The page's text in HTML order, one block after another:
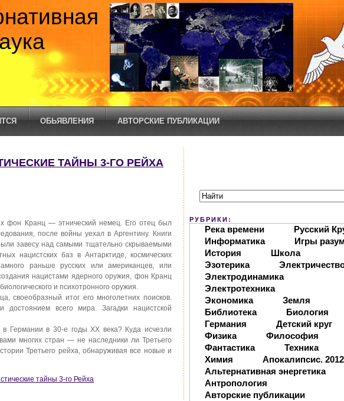
ОБЬЯВЛЕНИЯ АВТОРСКИЕ ПУБЛИКАЦИИ
ТАЙНЫ 3-ГО РЕЙХА
фон Кранц — этнический немец. Его отец был
после войны уехал в Аргентину. Книги
завесу над самыми тщательно скрываемыми
нацистских баз в Антарктиде, космических
раньше русских или американцев, или
нацистами ядерного оружия, фон Кранц
и психотронного оружия.
итог его многолетних поисков.
достоянием всего мира. Загадки нацистской
в 30-е годы XX века? Куда исчезли
многих стран — не наследники ли Третьего
Третьего рейха, обнаруживая все новые и
тайны 3-го Рейха
РУБРИКИ:
Река времени
Русский
Информатика
Игры
История
Школа
Эзотерика
Электродинамика
Электротехника
Экономика
Земля
Библиотека
Биология
Германия
Детский круг
Физика
Философия
Фантастика
Техника
Химия
Апокалипсис. 2012
Альтернативная энергетика
Антропология
Авторские публикации